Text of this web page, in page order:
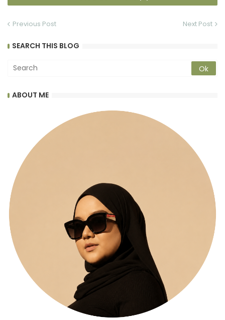
Previous Post Next Post
SEARCH THIS BLOG
ABOUT ME